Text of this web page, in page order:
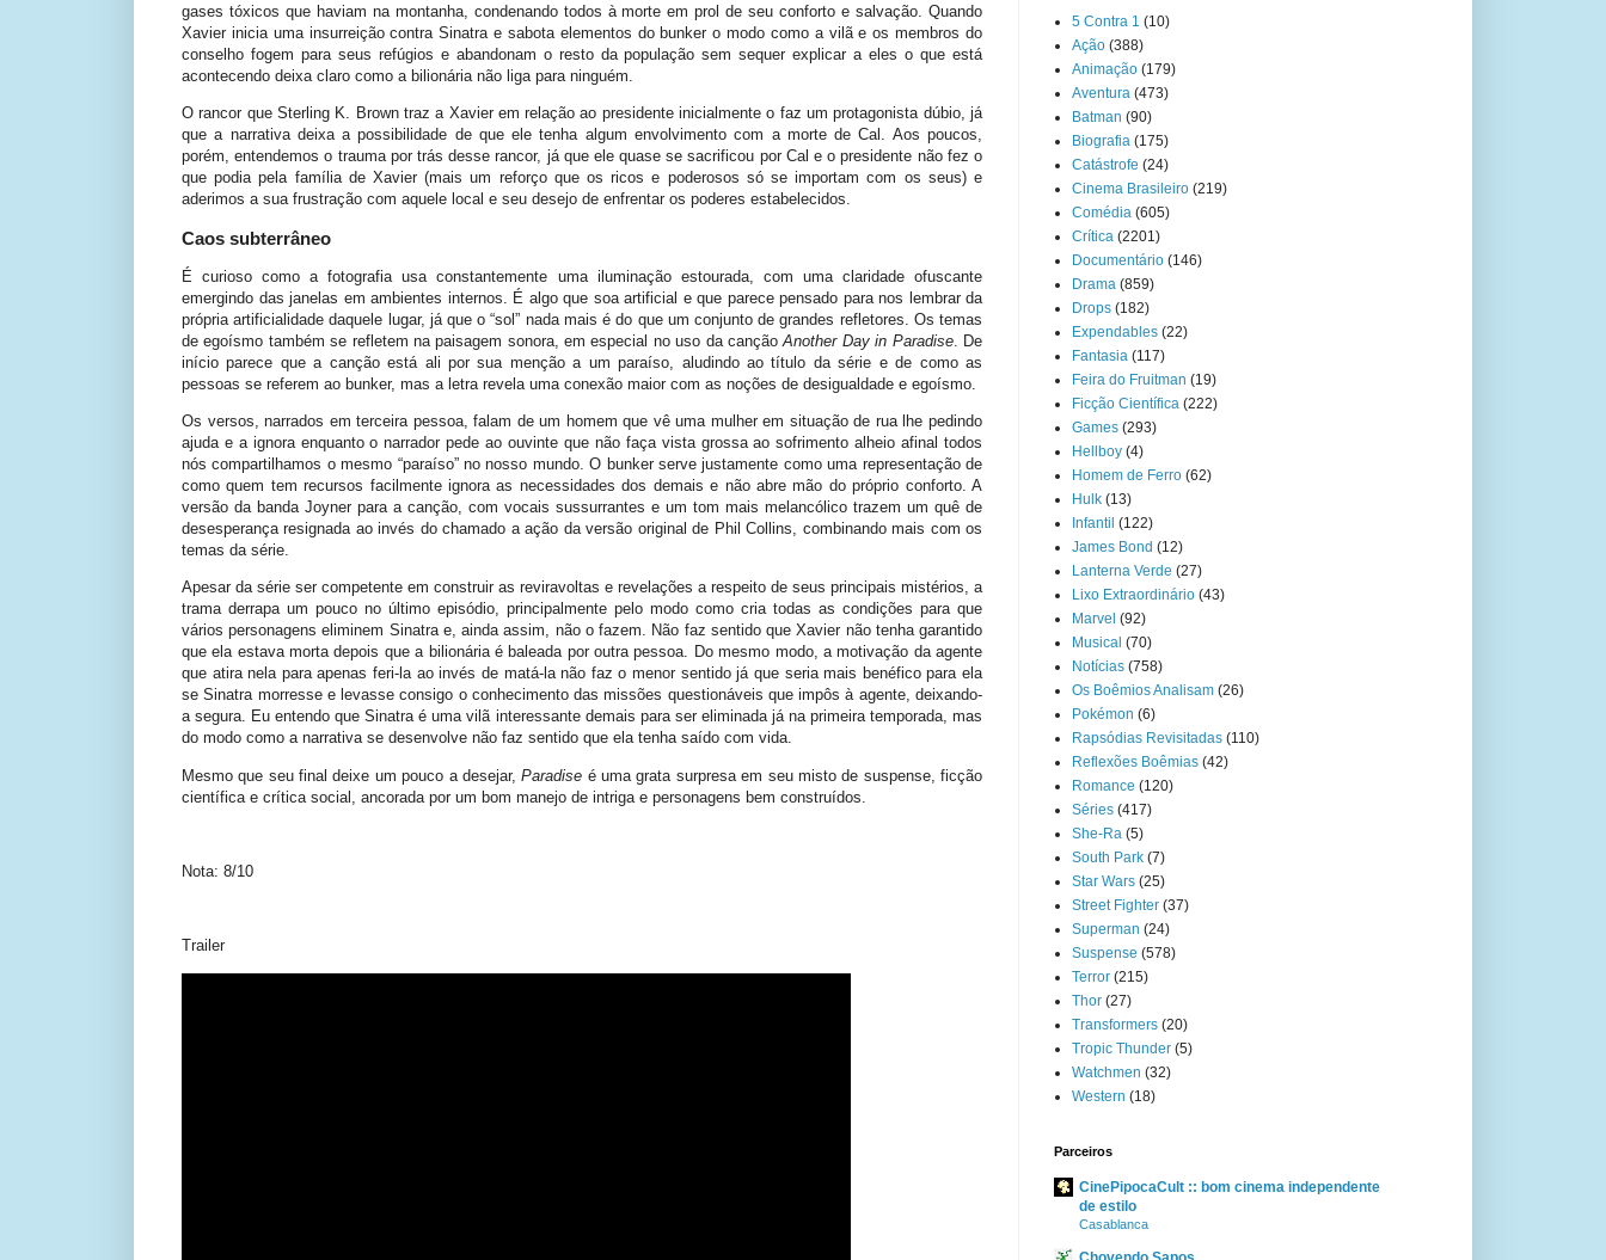
gases tóxicos que haviam na montanha, condenando todos à morte em prol de seu conforto e salvação. Quando
Xavier inicia uma insurreição contra Sinatra e sabota elementos do bunker o modo como a vilã e os membros do
conselho fogem para seus refúgios e abandonam o resto da população sem sequer explicar a eles o que está
acontecendo deixa claro como a bilionária não liga para ninguém.
O rancor que Sterling K. Brown traz a Xavier em relação ao presidente inicialmente o faz um protagonista dúbio, já
que a narrativa deixa a possibilidade de que ele tenha algum envolvimento com a morte de Cal. Aos poucos,
porém, entendemos o trauma por trás desse rancor, já que ele quase se sacrificou por Cal e o presidente não fez o
que podia pela família de Xavier (mais um reforço que os ricos e poderosos só se importam com os seus) e
aderimos a sua frustração com aquele local e seu desejo de enfrentar os poderes estabelecidos.
Caos subterrâneo
É curioso como a fotografia usa constantemente uma iluminação estourada, com uma claridade ofuscante
emergindo das janelas em ambientes internos. É algo que soa artificial e que parece pensado para nos lembrar da
própria artificialidade daquele lugar, já que o “sol” nada mais é do que um conjunto de grandes refletores. Os temas
de egoísmo também se refletem na paisagem sonora, em especial no uso da cançãoAnother Day in Paradise. De
início parece que a canção está ali por sua menção a um paraíso, aludindo ao título da série e de como as
pessoas se referem ao bunker, mas a letra revela uma conexão maior com as noções de desigualdade e egoísmo.
Os versos, narrados em terceira pessoa, falam de um homem que vê uma mulher em situação de rua lhe pedindo
ajuda e a ignora enquanto o narrador pede ao ouvinte que não faça vista grossa ao sofrimento alheio afinal todos
nós compartilhamos o mesmo “paraíso” no nosso mundo. O bunker serve justamente como uma representação de
como quem tem recursos facilmente ignora as necessidades dos demais e não abre mão do próprio conforto. A
versão da banda Joyner para a canção, com vocais sussurrantes e um tom mais melancólico trazem um quê de
desesperança resignada ao invés do chamado a ação da versão original de Phil Collins, combinando mais com os
temas da série.
Apesar da série ser competente em construir as reviravoltas e revelações a respeito de seus principais mistérios, a
trama derrapa um pouco no último episódio, principalmente pelo modo como cria todas as condições para que
vários personagens eliminem Sinatra e, ainda assim, não o fazem. Não faz sentido que Xavier não tenha garantido
que ela estava morta depois que a bilionária é baleada por outra pessoa. Do mesmo modo, a motivação da agente
que atira nela para apenas feri-la ao invés de matá-la não faz o menor sentido já que seria mais benéfico para ela
se Sinatra morresse e levasse consigo o conhecimento das missões questionáveis que impôs à agente, deixando-
a segura. Eu entendo que Sinatra é uma vilã interessante demais para ser eliminada já na primeira temporada, mas
do modo como a narrativa se desenvolve não faz sentido que ela tenha saído com vida.
Mesmo que seu final deixe um pouco a desejar,Paradise é uma grata surpresa em seu misto de suspense, ficção
científica e crítica social, ancorada por um bom manejo de intriga e personagens bem construídos.
Nota: 8/10
Trailer
5 Contra 1 (10)
Ação (388)
Animação (179)
Aventura (473)
Batman (90)
Biografia (175)
Catástrofe (24)
Cinema Brasileiro (219)
Comédia (605)
Crítica (2201)
Documentário (146)
Drama (859)
Drops (182)
Expendables (22)
Fantasia (117)
Feira do Fruitman (19)
Ficção Científica (222)
Games (293)
Hellboy (4)
Homem de Ferro (62)
Hulk (13)
Infantil (122)
James Bond (12)
Lanterna Verde (27)
Lixo Extraordinário (43)
Marvel (92)
Musical (70)
Notícias (758)
Os Boêmios Analisam (26)
Pokémon (6)
Rapsódias Revisitadas (110)
Reflexões Boêmias (42)
Romance (120)
Séries (417)
She-Ra (5)
South Park (7)
Star Wars (25)
Street Fighter (37)
Superman (24)
Suspense (578)
Terror (215)
Thor (27)
Transformers (20)
Tropic Thunder (5)
Watchmen (32)
Western (18)
Parceiros
CinePipocaCult :: bom cinema independente
de estilo
Casablanca